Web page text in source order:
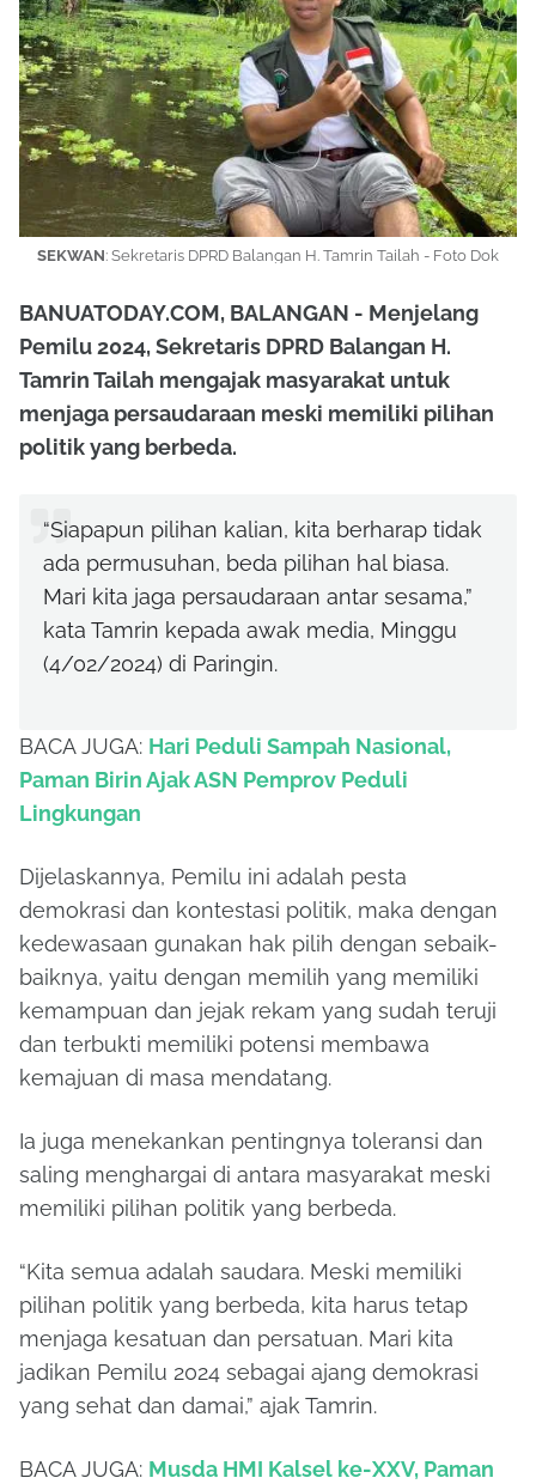
SEKWAN: Sekretaris DPRD Balangan H. Tamrin Tailah - Foto Dok
BANUATODAY.COM, BALANGAN - Menjelang
Pemilu 2024, Sekretaris DPRD Balangan H.
Tamrin Tailah mengajak masyarakat untuk
menjaga persaudaraan meski memiliki pilihan
politik yang berbeda.
“Siapapun pilihan kalian, kita berharap tidak
ada permusuhan, beda pilihan hal biasa.
Mari kita jaga persaudaraan antar sesama,”
kata Tamrin kepada awak media, Minggu
(4/02/2024) di Paringin.
BACA JUGA: Hari Peduli Sampah Nasional,
Paman Birin Ajak ASN Pemprov Peduli
Lingkungan
Dijelaskannya, Pemilu ini adalah pesta
demokrasi dan kontestasi politik, maka dengan
kedewasaan gunakan hak pilih dengan sebaik-
baiknya, yaitu dengan memilih yang memiliki
kemampuan dan jejak rekam yang sudah teruji
dan terbukti memiliki potensi membawa
kemajuan di masa mendatang.
Ia juga menekankan pentingnya toleransi dan
saling menghargai di antara masyarakat meski
memiliki pilihan politik yang berbeda.
“Kita semua adalah saudara. Meski memiliki
pilihan politik yang berbeda, kita harus tetap
menjaga kesatuan dan persatuan. Mari kita
jadikan Pemilu 2024 sebagai ajang demokrasi
yang sehat dan damai,” ajak Tamrin.
BACA JUGA: Musda HMI Kalsel ke-XXV, Paman